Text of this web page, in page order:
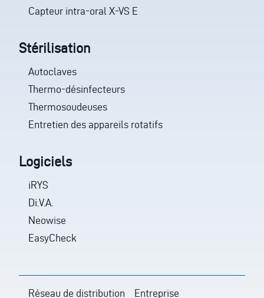
Capteur intra-oral X-VS E
Stérilisation
Autoclaves
Thermo-désinfecteurs
Thermosoudeuses
Entretien des appareils rotatifs
Logiciels
iRYS
Di.V.A.
Neowise
EasyCheck
Réseau de distribution Entreprise